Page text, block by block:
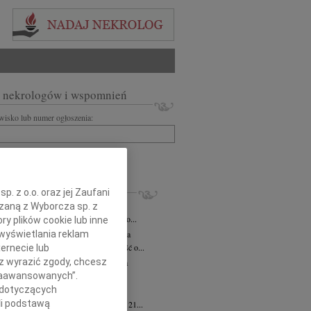
nekrologów i wspomnień
lub numer ogłoszenia:
Butruk05.08.2026Warszawa
żalem przyjęliśmy wiadomość o...
Kościelska 06.08.2026
Warszawa
smutkiem przyjęliśmy wiadomość o...
Komorowski06.08.2026Warszawa
2026 roku odszedł Śp. Andrzej...
Karkocha06.08.2026
Inocentyna Karkocha zmarła dnia 21...
z o.o. oraz jej Zaufani
z Wyborcza sp. z
plików cookie lub inne
reklam
lub
wyrazić zgody, chcesz
podstawą